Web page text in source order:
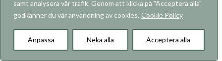
samt analysera vår trafik. Genom att klicka på "Acceptera alla"
godkänner du vår användning av cookies. Cookie Policy
Anpassa Neka alla Acceptera alla
2026-02-27